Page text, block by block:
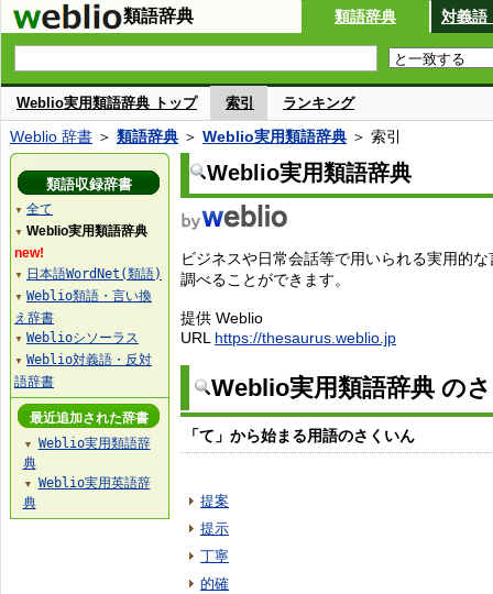
類語辞典 類語辞典 対義語
Weblio実用類語辞典 トップ 索引 ランキング
Weblio 辞書 ＞ 類語辞典 ＞ Weblio実用類語辞典 ＞ 索引
Weblio実用類語辞典
ビジネスや日常会話等で用いられる実用的
調べることができます。
提供 Weblio
URL https://thesaurus.weblio.jp
Weblio実用類語辞典 の
「て」から始まる用語のさくいん
提案
提示
丁寧
的確
類語収録辞書
▼ 全て
▼ Weblio実用類語辞典
new!
▼ 日本語WordNet(類語)
▼ Weblio類語・言い換
え辞書
▼ Weblioシソーラス
▼ Weblio対義語・反対
語辞書
最近追加された辞書
▼
Weblio実用類語辞
典
▼
Weblio実用英語辞
典